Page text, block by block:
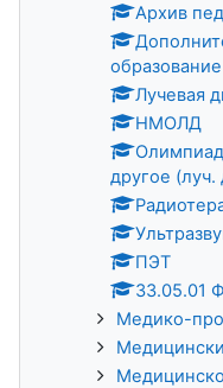
Архив
Лучевая
НМОЛД
другое (луч.
ПЭТ
33.05.01
Медико-